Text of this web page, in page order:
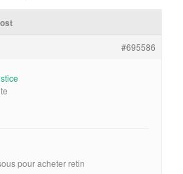
#695586
pour acheter retin